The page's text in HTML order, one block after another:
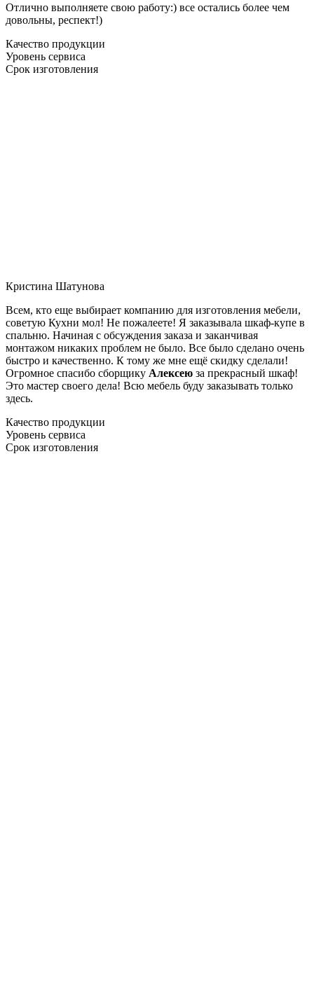
Отлично выполняете свою работу:) все остались более чем
довольны, респект!)
Качество продукции
Уровень сервиса
Срок изготовления
Кристина Шатунова
Всем, кто еще выбирает компанию для изготовления мебели,
советую Кухни мол! Не пожалеете! Я заказывала шкаф-купе в
спальню. Начиная с обсуждения заказа и заканчивая
монтажом никаких проблем не было. Все было сделано очень
быстро и качественно. К тому же мне ещё скидку сделали!
Огромное спасибо сборщику Алексею за прекрасный шкаф!
Это мастер своего дела! Всю мебель буду заказывать только
здесь.
Качество продукции
Уровень сервиса
Срок изготовления